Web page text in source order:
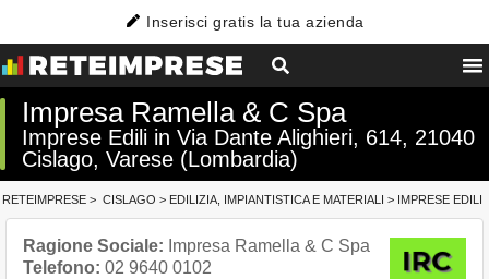
Inserisci gratis la tua azienda
Impresa Ramella & C Spa
Imprese Edili in Via Dante Alighieri, 614, 21040
Cislago, Varese (Lombardia)
RETEIMPRESE > CISLAGO > EDILIZIA, IMPIANTISTICA E MATERIALI > IMPRESE EDILI
Ragione Sociale: Impresa Ramella & C Spa
Telefono: 02 9640 0102